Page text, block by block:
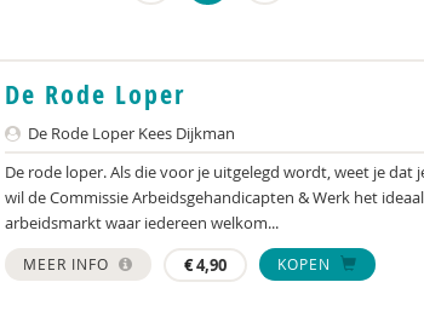
De Rode Loper
De Rode Loper Kees Dijkman
De rode loper. Als die voor je uitgelegd wordt, weet je
wil de Commissie Arbeidsgehandicapten & Werk het
arbeidsmarkt waar iedereen welkom...
MEER INFO €4,90 KOPEN